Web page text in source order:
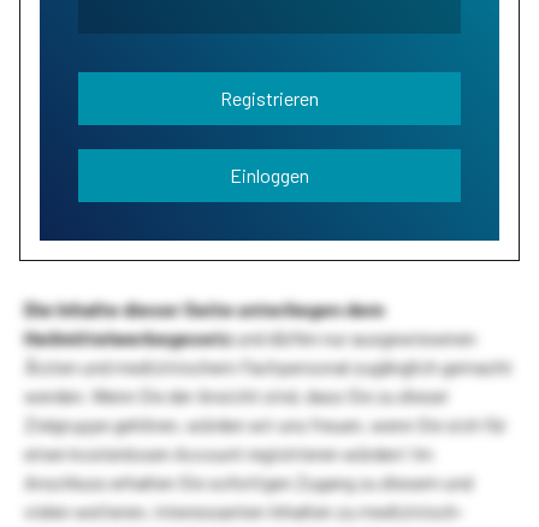
Registrieren
Einloggen
Die Inhalte dieser Seite unterliegen dem
Heilmittelwerbegesetzund dürfen nur ausgewiesenen
Ärzten und medizinischem Fachpersonal zugänglich gemacht
werden. Wenn Sie der Ansicht sind, dass Sie zu dieser
Zielgruppe gehören, würden wir uns freuen, wenn Sie sich für
einen kostenlosen Account registrieren würden! Im
Anschluss erhalten Sie sofortigen Zugang zu diesem und
vielen weiteren, interessanten Inhalten zu medizinisch-